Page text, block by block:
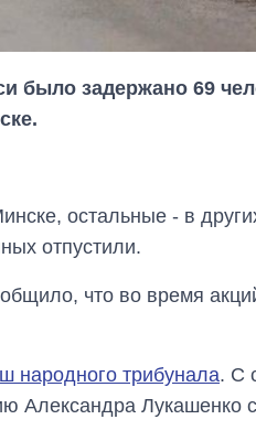
было задержано 69
остальные - в
отпустили.
что во время
народного трибунала. С
Александра Лукашенко